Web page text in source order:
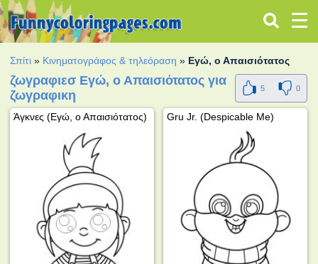
Σπίτι » Κινηματογράφος & τηλεόραση » Εγώ, ο Απαισιότατος
ζωγραφιεσ Εγώ, ο Απαισιότατος για
ζωγραφικη
5 0
Άγκνες (Εγώ, ο Απαισιότατος) Gru Jr. (Despicable Me)